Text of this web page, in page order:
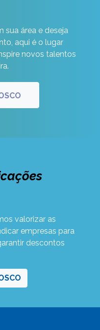
sua área e deseja
aqui é o lugar
novos talentos
valorizar as
empresas para
descontos